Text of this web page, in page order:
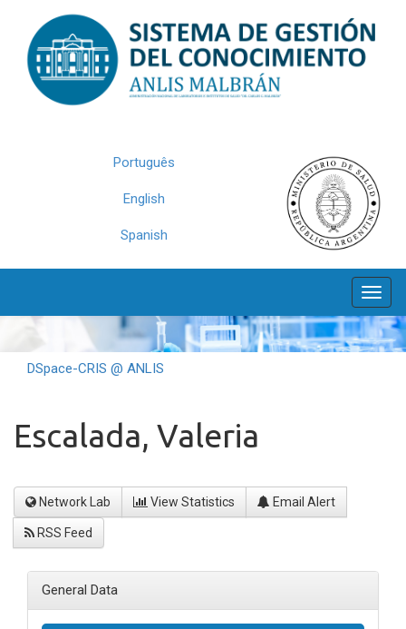
navigation
Português
English
Spanish
DSpace-CRIS @ ANLIS
Escalada, Valeria
Network Lab View Statistics Email Alert
RSS Feed
General Data